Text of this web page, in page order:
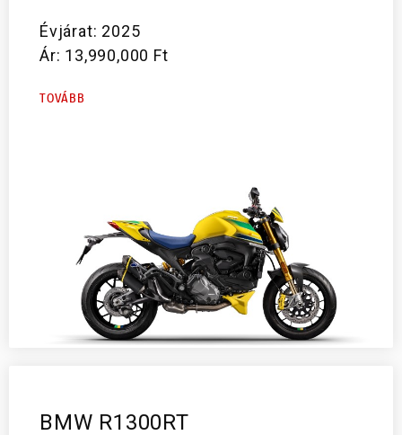
Évjárat: 2025
Ár: 13,990,000 Ft
TOVÁBB
BMW R1300RT